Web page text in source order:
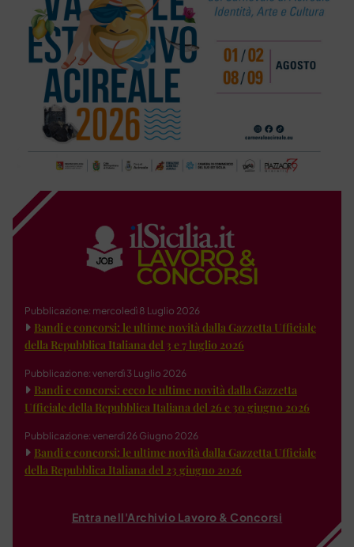
Pubblicazione: mercoledì 8 Luglio 2026
Bandi e concorsi: le ultime novità dalla Gazzetta Ufficiale
della Repubblica Italiana del 3 e 7 luglio 2026
Pubblicazione: venerdì 3 Luglio 2026
Bandi e concorsi: ecco le ultime novità dalla Gazzetta
Ufficiale della Repubblica Italiana del 26 e 30 giugno 2026
Pubblicazione: venerdì 26 Giugno 2026
Bandi e concorsi: le ultime novità dalla Gazzetta Ufficiale
della Repubblica Italiana del 23 giugno 2026
Entra nell'Archivio Lavoro & Concorsi